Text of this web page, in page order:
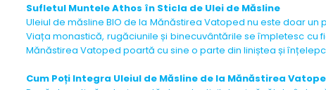
Sufletul Muntele Athos în Sticla de Ulei de Măsline
Uleiul de măsline BIO de la Mănăstirea Vatoped nu este doar
Viața monastică, rugăciunile și binecuvântările se împletesc
Mănăstirea Vatoped poartă cu sine o parte din liniștea și
Cum Poți Integra Uleiul de Măsline de la Mănăstirea